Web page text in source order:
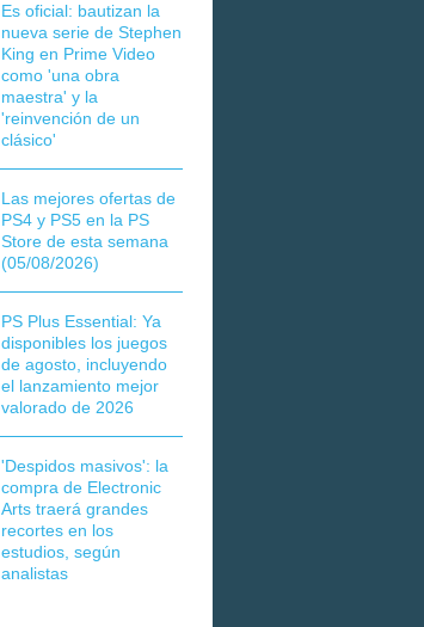
Es oficial: bautizan la
nueva serie de Stephen
King en Prime Video
como 'una obra
maestra' y la
'reinvención de un
clásico'
Las mejores ofertas de
PS4 y PS5 en la PS
Store de esta semana
(05/08/2026)
PS Plus Essential: Ya
disponibles los juegos
de agosto, incluyendo
el lanzamiento mejor
valorado de 2026
'Despidos masivos': la
compra de Electronic
Arts traerá grandes
recortes en los
estudios, según
analistas